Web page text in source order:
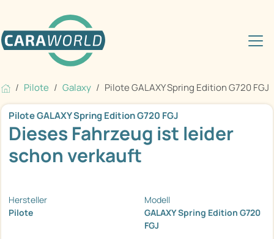
Pilote Galaxy Pilote GALAXY Spring Edition G720 FGJ
Pilote GALAXY Spring Edition G720 FGJ
Dieses Fahrzeug ist leider
schon verkauft
Hersteller
Pilote
Modell
GALAXY Spring Edition G720
FGJ